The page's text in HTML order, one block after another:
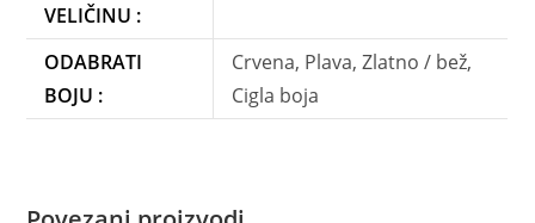
VELIČINU :
ODABRATI
BOJU :
Crvena, Plava, Zlatno / bež,
Cigla boja